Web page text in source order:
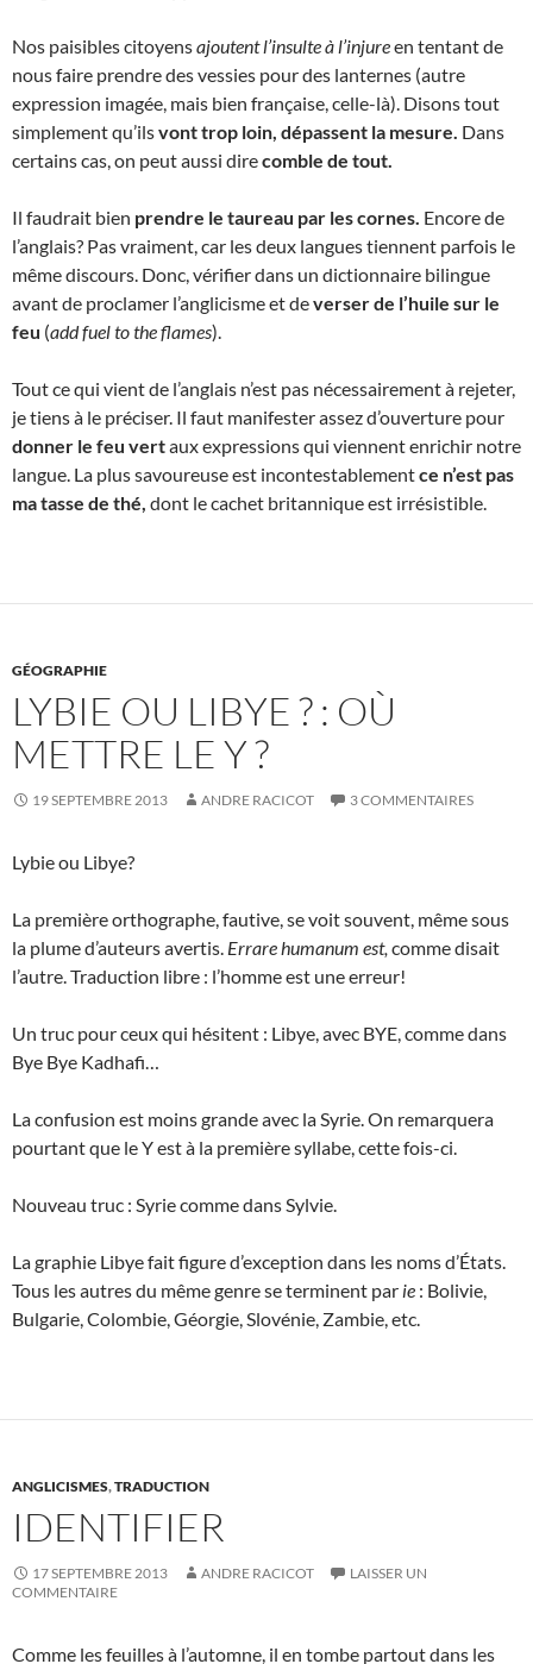
Nos paisibles citoyensajoutent l’insulte à l’injureen tentant de
nous faire prendre des vessies pour des lanternes (autre
expression imagée, mais bien française, celle-là). Disons tout
simplement qu’ilsvont trop loin, dépassent la mesure. Dans
certains cas, on peut aussi direcomble de tout.
Il faudrait bien prendre le taureau par les cornes. Encore de
l’anglais? Pas vraiment, car les deux langues tiennent parfois le
même discours. Donc, vérifier dans un dictionnaire bilingue
avant de proclamer l’anglicisme et deverser de l’huile sur le
feu (add fuel to the flames).
Tout ce qui vient de l’anglais n’est pas nécessairement à rejeter,
je tiens à le préciser. Il faut manifester assez d’ouverture pour
donner le feu vertaux expressions qui viennent enrichir notre
langue. La plus savoureuse est incontestablementce n’est pas
ma tasse de thé, dont le cachet britannique est irrésistible.
GÉOGRAPHIE
LYBIE OU LIBYE ? : OÙ
METTRE LE Y ?
19 SEPTEMBRE 2013 ANDRE RACICOT 3 COMMENTAIRES
Lybie ou Libye?
La première orthographe, fautive, se voit souvent, même sous
la plume d’auteurs avertis. Errare humanum est, comme disait
l’autre. Traduction libre : l’homme est une erreur!
Un truc pour ceux qui hésitent : Libye, avec BYE, comme dans
Bye Bye Kadhafi…
La confusion est moins grande avec la Syrie. On remarquera
pourtant que le Y est à la première syllabe, cette fois-ci.
Nouveau truc : Syrie comme dans Sylvie.
La graphie Libye fait figure d’exception dans les noms d’États.
Tous les autres du même genre se terminent par ie : Bolivie,
Bulgarie, Colombie, Géorgie, Slovénie, Zambie, etc.
ANGLICISMES,TRADUCTION
IDENTIFIER
17 SEPTEMBRE 2013 ANDRE RACICOT
LAISSER UN
COMMENTAIRE
Comme les feuilles à l’automne, il en tombe partout dans les